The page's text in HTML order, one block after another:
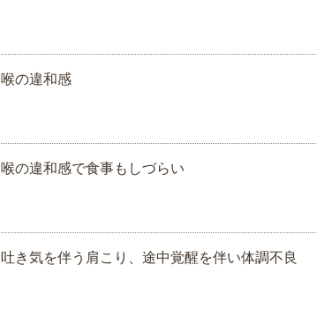
喉の違和感
喉の違和感で食事もしづらい
吐き気を伴う肩こり、途中覚醒を伴い体調不良